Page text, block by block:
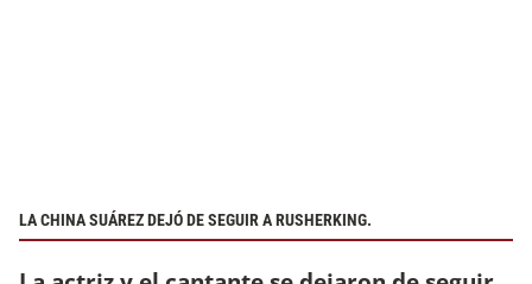
LA CHINA SUÁREZ DEJÓ DE SEGUIR A RUSHERKING.